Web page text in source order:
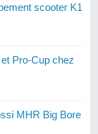
scooter K1
Pro-Cup chez
MHR Big Bore